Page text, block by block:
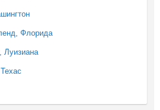
Флорида
Луизиана